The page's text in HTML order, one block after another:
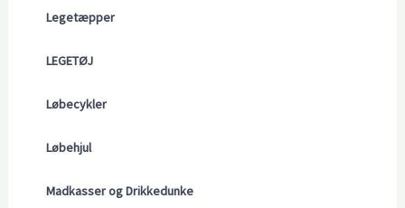
Legetæpper
LEGETØJ
Løbecykler
Løbehjul
Madkasser og Drikkedunke